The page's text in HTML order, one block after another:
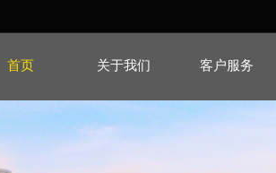
首页 关于我们 客户服务